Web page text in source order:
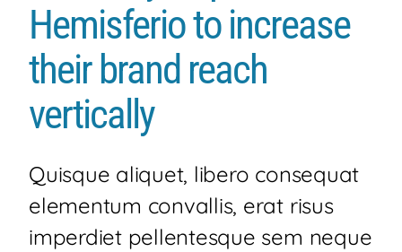
EVENTOS
CONTACTO
Hemisferio to increase
their brand reach
vertically
Quisque aliquet, libero consequat
elementum convallis, erat risus
imperdiet pellentesque sem neque